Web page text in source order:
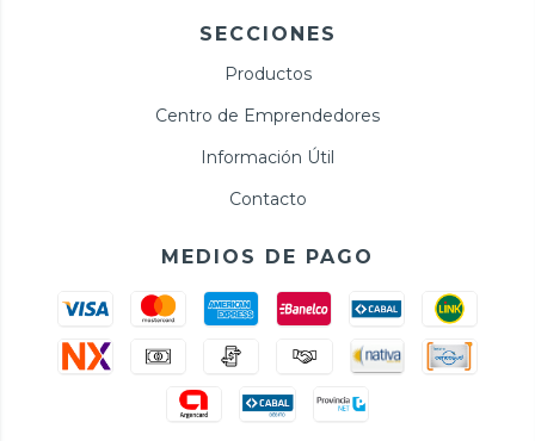
SECCIONES
Productos
Centro de Emprendedores
Información Útil
Contacto
MEDIOS DE PAGO